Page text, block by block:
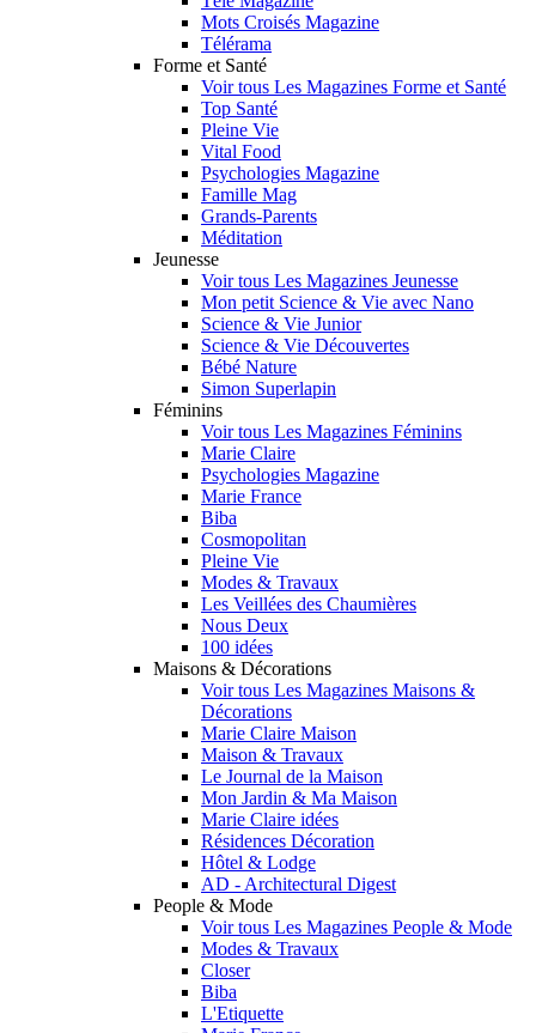
Mots Croisés Magazine
Télérama
Forme et Santé
Voir tous Les Magazines Forme et Santé
Top Santé
Pleine Vie
Vital Food
Psychologies Magazine
Famille Mag
Grands-Parents
Méditation
Jeunesse
Voir tous Les Magazines Jeunesse
Mon petit Science & Vie avec Nano
Science & Vie Junior
Science & Vie Découvertes
Bébé Nature
Simon Superlapin
Féminins
Voir tous Les Magazines Féminins
Marie Claire
Psychologies Magazine
Marie France
Biba
Cosmopolitan
Pleine Vie
Modes & Travaux
Les Veillées des Chaumières
Nous Deux
100 idées
Maisons & Décorations
Voir tous Les Magazines Maisons &
Décorations
Marie Claire Maison
Maison & Travaux
Le Journal de la Maison
Mon Jardin & Ma Maison
Marie Claire idées
Résidences Décoration
Hôtel & Lodge
AD - Architectural Digest
People & Mode
Voir tous Les Magazines People & Mode
Modes & Travaux
Closer
Biba
L'Etiquette